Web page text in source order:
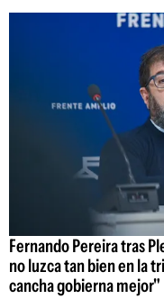
Fernando Pereira tras
no luzca tan bien en la
cancha gobierna mejor"